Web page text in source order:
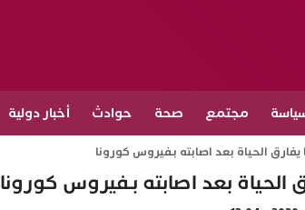
مجتمع صحة حوادث أخبار دولية
الحياة بعد اصابته بـفيروس كورونا
الحياة بعد اصابته بـفيروس كورونا